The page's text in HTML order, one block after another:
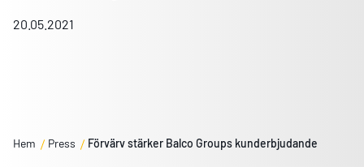
20.05.2021
Hem Press Förvärv stärker Balco Groups kunderbjudande